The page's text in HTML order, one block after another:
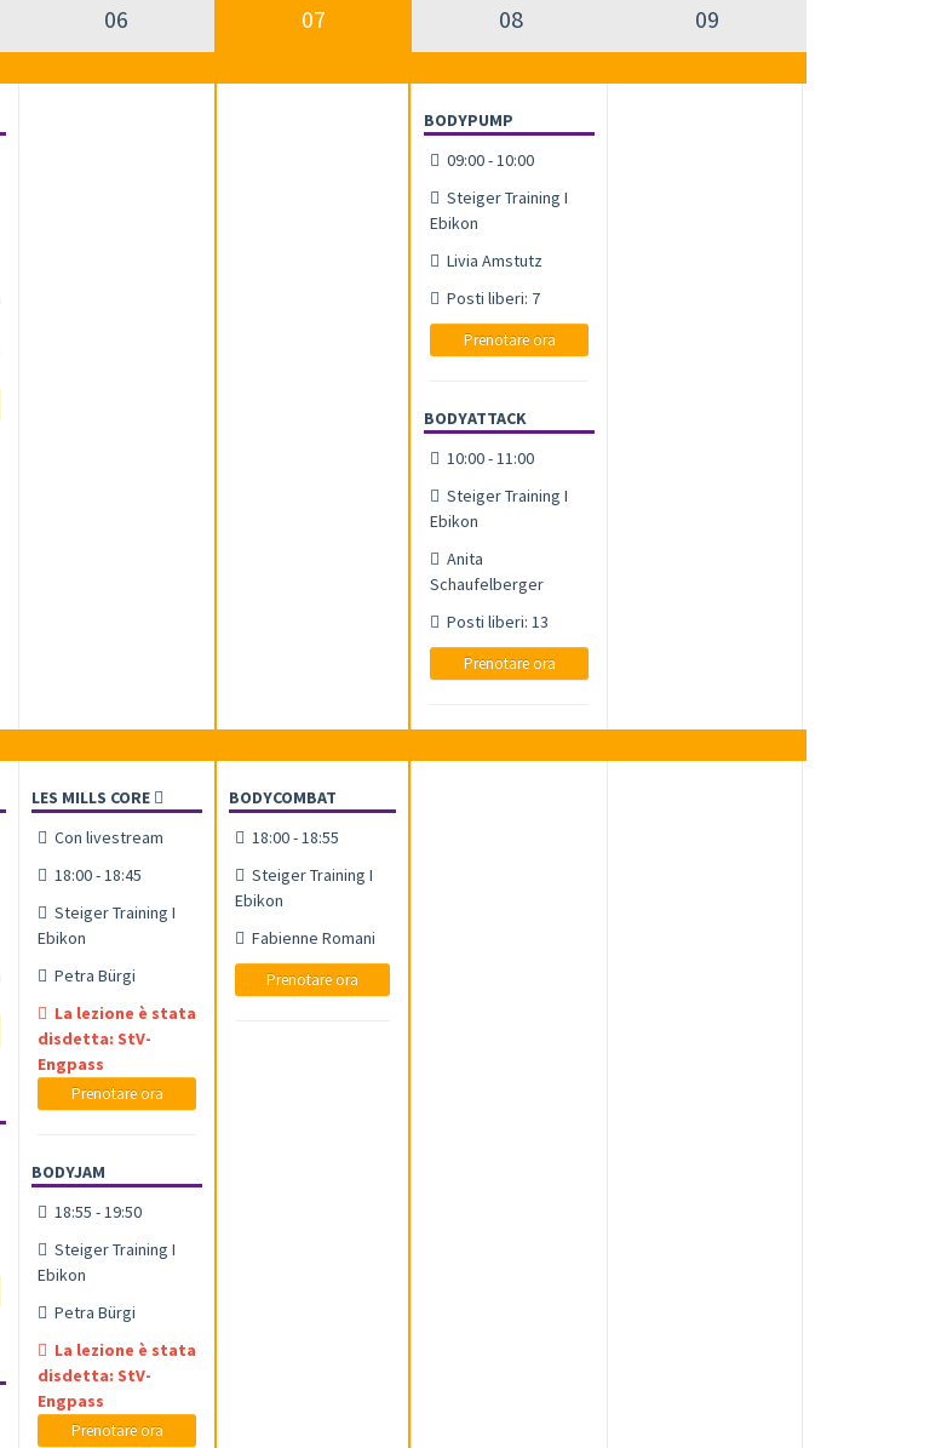
06
07
08
09
BODYPUMP
09:00 - 10:00
Steiger Training I
Ebikon
Livia Amstutz
Posti liberi: 7
Prenotare ora
BODYATTACK
10:00 - 11:00
Steiger Training I
Ebikon
Anita
Schaufelberger
Posti liberi: 13
Prenotare ora
LES MILLS CORE
Con livestream
18:00 - 18:45
Steiger Training I
Ebikon
Petra Bürgi
La lezione è stata
disdetta: StV-
Engpass
Prenotare ora
BODYJAM
18:55 - 19:50
Steiger Training I
Ebikon
Petra Bürgi
La lezione è stata
disdetta: StV-
Engpass
Prenotare ora
BODYCOMBAT
18:00 - 18:55
Steiger Training I
Ebikon
Fabienne Romani
Prenotare ora